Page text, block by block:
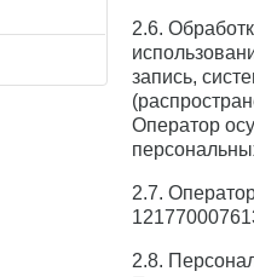
2.6.
запись,
Оператор
2.7.
2.8.